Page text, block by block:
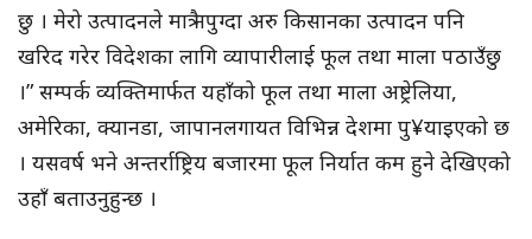
छु । मेरो उत्पादनले मात्रै नपुग्दा अरु किसानका उत्पादन पनि
खरिद गरेर विदेशका लागि व्यापारीलाई फूल तथा माला पठाउँछु
।” सम्पर्क व्यक्तिमार्फत यहाँको फूल तथा माला अष्ट्रेलिया,
अमेरिका, क्यानडा, जापानलगायत विभिन्न देशमा पु¥याइएको छ
। यसवर्ष भने अन्तर्राष्ट्रिय बजारमा फूल निर्यात कम हुने देखिएको
उहाँ बताउनुहुन्छ ।